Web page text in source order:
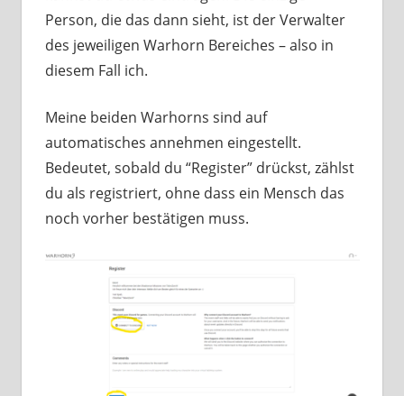
Person, die das dann sieht, ist der Verwalter
des jeweiligen Warhorn Bereiches – also in
diesem Fall ich.
Meine beiden Warhorns sind auf
automatisches annehmen eingestellt.
Bedeutet, sobald du “Register” drückst, zählst
du als registriert, ohne dass ein Mensch das
noch vorher bestätigen muss.